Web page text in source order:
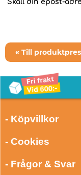
Skall din epost-
« Till
- Köpvillkor
- Cookies
- Frågor & Svar